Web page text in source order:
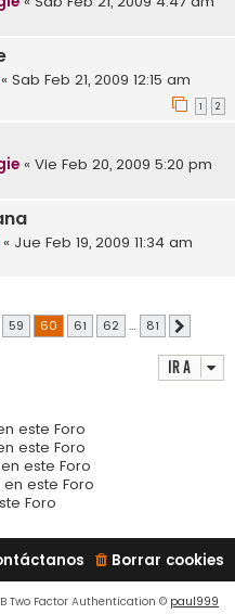
« Sab Feb 21, 2009 12:15 am
1 2
« Vie Feb 20, 2009 5:20 pm
« Jue Feb 19, 2009 11:34 am
59 60 61 62 … 81
Ir a
este Foro
este Foro
este Foro
este Foro
Foro
Borrar cookies
Two Factor Authentication © paul999